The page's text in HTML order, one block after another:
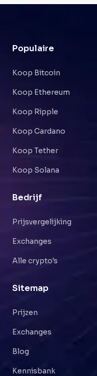
Populaire
Koop Bitcoin
Koop Ethereum
Koop Ripple
Koop Cardano
Koop Tether
Koop Solana
Bedrijf
Prijsvergelijking
Exchanges
Alle crypto's
Sitemap
Prijzen
Exchanges
Blog
Kennisbank